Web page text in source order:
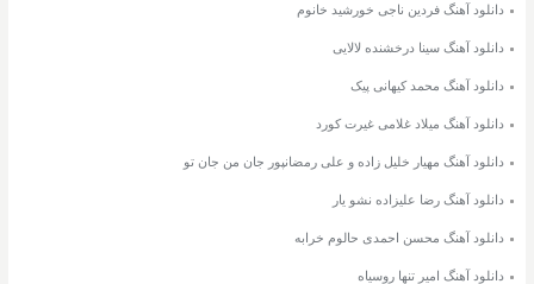
دانلود آهنگ فردین ناجی خورشید خانوم
دانلود آهنگ سینا درخشنده لالایی
دانلود آهنگ محمد کیهانی پیک
دانلود آهنگ میلاد غلامی غیرت کورد
دانلود آهنگ مهیار خلیل زاده و علی رمضانپور جان من جان تو
دانلود آهنگ رضا علیزاده نشو یار
دانلود آهنگ محسن احمدی حالوم خرابه
دانلود آهنگ امیر تنها روسیاه